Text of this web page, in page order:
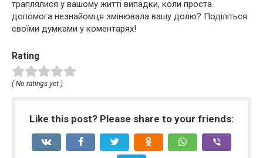
траплялися у вашому житті випадки, коли проста
допомога незнайомця змінювала вашу долю? Поділіться
своїми думками у коментарях!
Rating
( No ratings yet )
Like this post? Please share to your friends: